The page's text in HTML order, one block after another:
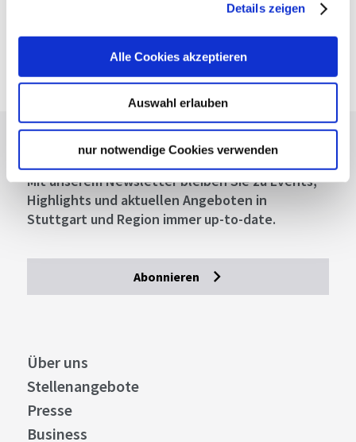
Details zeigen
Alle Cookies akzeptieren
Auswahl erlauben
nur notwendige Cookies verwenden
Google Maps Route
Lassen Sie sich inspirieren!
Mit unserem Newsletter bleiben Sie zu Events,
Highlights und aktuellen Angeboten in
Stuttgart und Region immer up-to-date.
Abonnieren
Über uns
Stellenangebote
Presse
Business